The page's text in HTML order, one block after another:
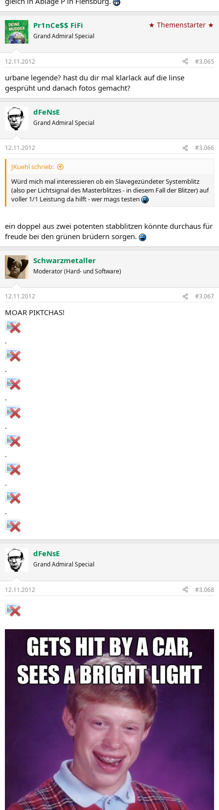
Pr1nCe$$ FiFi
Grand Admiral Special
★ Themenstarter ★
12.11.2012 #3.065
urbane legende? hast du dir mal klarlack auf die linse
gesprüht und danach fotos gemacht?
dFeNsE
Grand Admiral Special
12.11.2012 #3.066
JKuehl schrieb:
Würd mich mal interessieren ob ein Slavegezündeter Systemblitz
(also per Lichtsignal des Masterblitzes - in diesem Fall der Blitzer) auf
voller 1/1 Leistung da hilft - wer mags testen
ein doppel aus zwei potenten stabblitzen könnte durchaus für
freude bei den grünen brüdern sorgen.
Schwarzmetaller
Moderator (Hard- und Software)
12.11.2012 #3.067
MOAR PIKTCHAS!
.
.
.
.
.
.
.
dFeNsE
Grand Admiral Special
12.11.2012 #3.068